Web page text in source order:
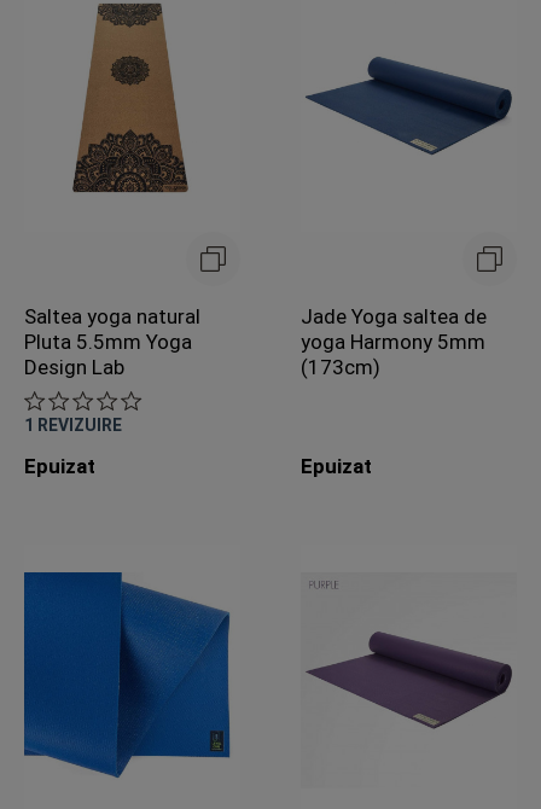
Saltea yoga natural
Pluta 5.5mm Yoga
Design Lab
1 REVIZUIRE
Epuizat
Jade Yoga saltea de
yoga Harmony 5mm
(173cm)
Epuizat